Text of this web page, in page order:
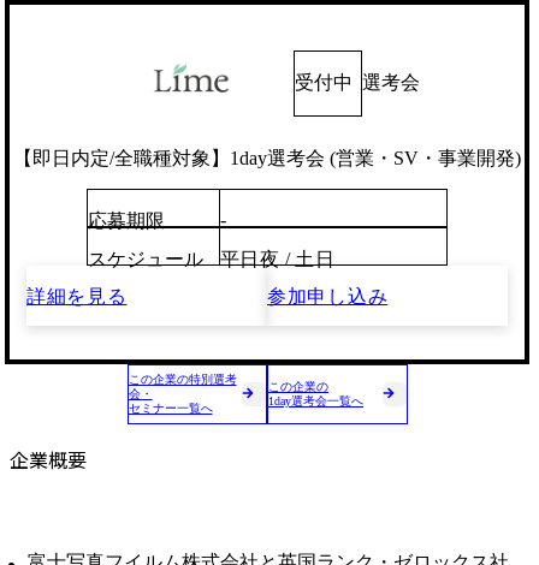
受付中 選考会
【即日内定/全職種対象】1day選考会 (営業・SV・事業開発)
応募期限
-
スケジュール
平日夜 / 土日
詳細を見る
参加申し込み
この企業の特別選考
会・
セミナー一覧へ
この企業の
1day選考会一覧へ
企業概要